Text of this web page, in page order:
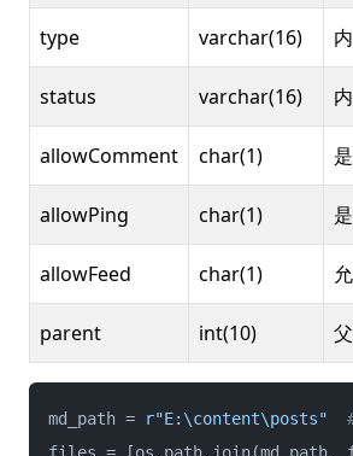
type varchar(16)
status varchar(16)
allowComment char(1)
allowPing char(1)
allowFeed char(1)
parent int(10)
md_path = r"E:\content\posts"